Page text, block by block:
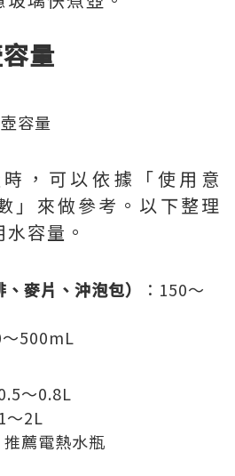
量
，可以依據「使用意
」來做參考。以下整理
容量。
麥片、沖泡包）
：150～
500mL
～0.8L
～2L
推薦電熱水瓶